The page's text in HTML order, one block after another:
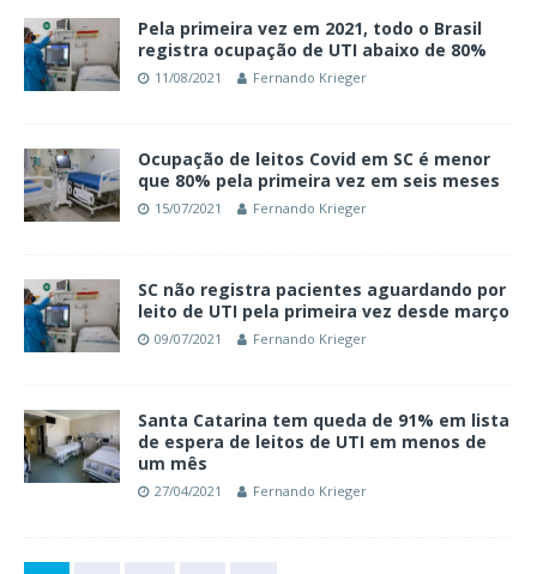
Pela primeira vez em 2021, todo o Brasil
registra ocupação de UTI abaixo de 80%
11/08/2021 Fernando Krieger
Ocupação de leitos Covid em SC é menor
que 80% pela primeira vez em seis meses
15/07/2021 Fernando Krieger
SC não registra pacientes aguardando por
leito de UTI pela primeira vez desde março
09/07/2021 Fernando Krieger
Santa Catarina tem queda de 91% em lista
de espera de leitos de UTI em menos de
um mês
27/04/2021 Fernando Krieger